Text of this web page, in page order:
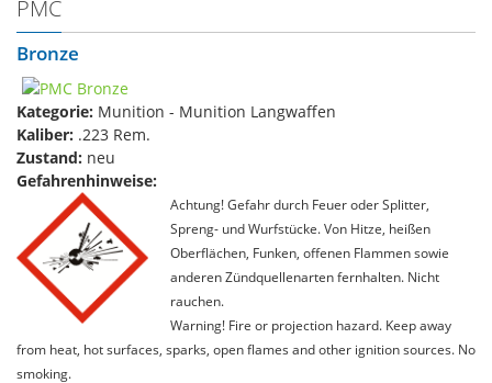
PMC
Bronze
Kategorie: Munition - Munition Langwaffen
Kaliber: .223 Rem.
Zustand: neu
Gefahrenhinweise:
Achtung! Gefahr durch Feuer oder Splitter,
Spreng- und Wurfstücke. Von Hitze, heißen
Oberflächen, Funken, offenen Flammen sowie
anderen Zündquellenarten fernhalten. Nicht
rauchen.
Warning! Fire or projection hazard. Keep away
from heat, hot surfaces, sparks, open flames and other ignition sources. No
smoking.